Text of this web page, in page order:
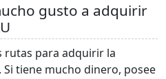
gusto a adquirir
rutas para adquirir la
Si tiene mucho dinero, posee